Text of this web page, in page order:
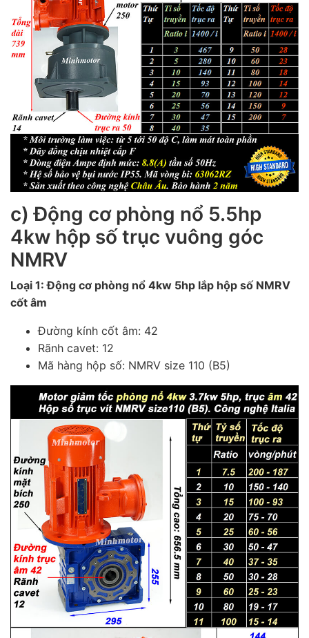
c) Động cơ phòng nổ 5.5hp
4kw hộp số trục vuông góc
NMRV
Loại 1: Động cơ phòng nổ 4kw 5hp lắp hộp số NMRV
cốt âm
Đường kính cốt âm: 42
Rãnh cavet: 12
Mã hàng hộp số: NMRV size 110 (B5)